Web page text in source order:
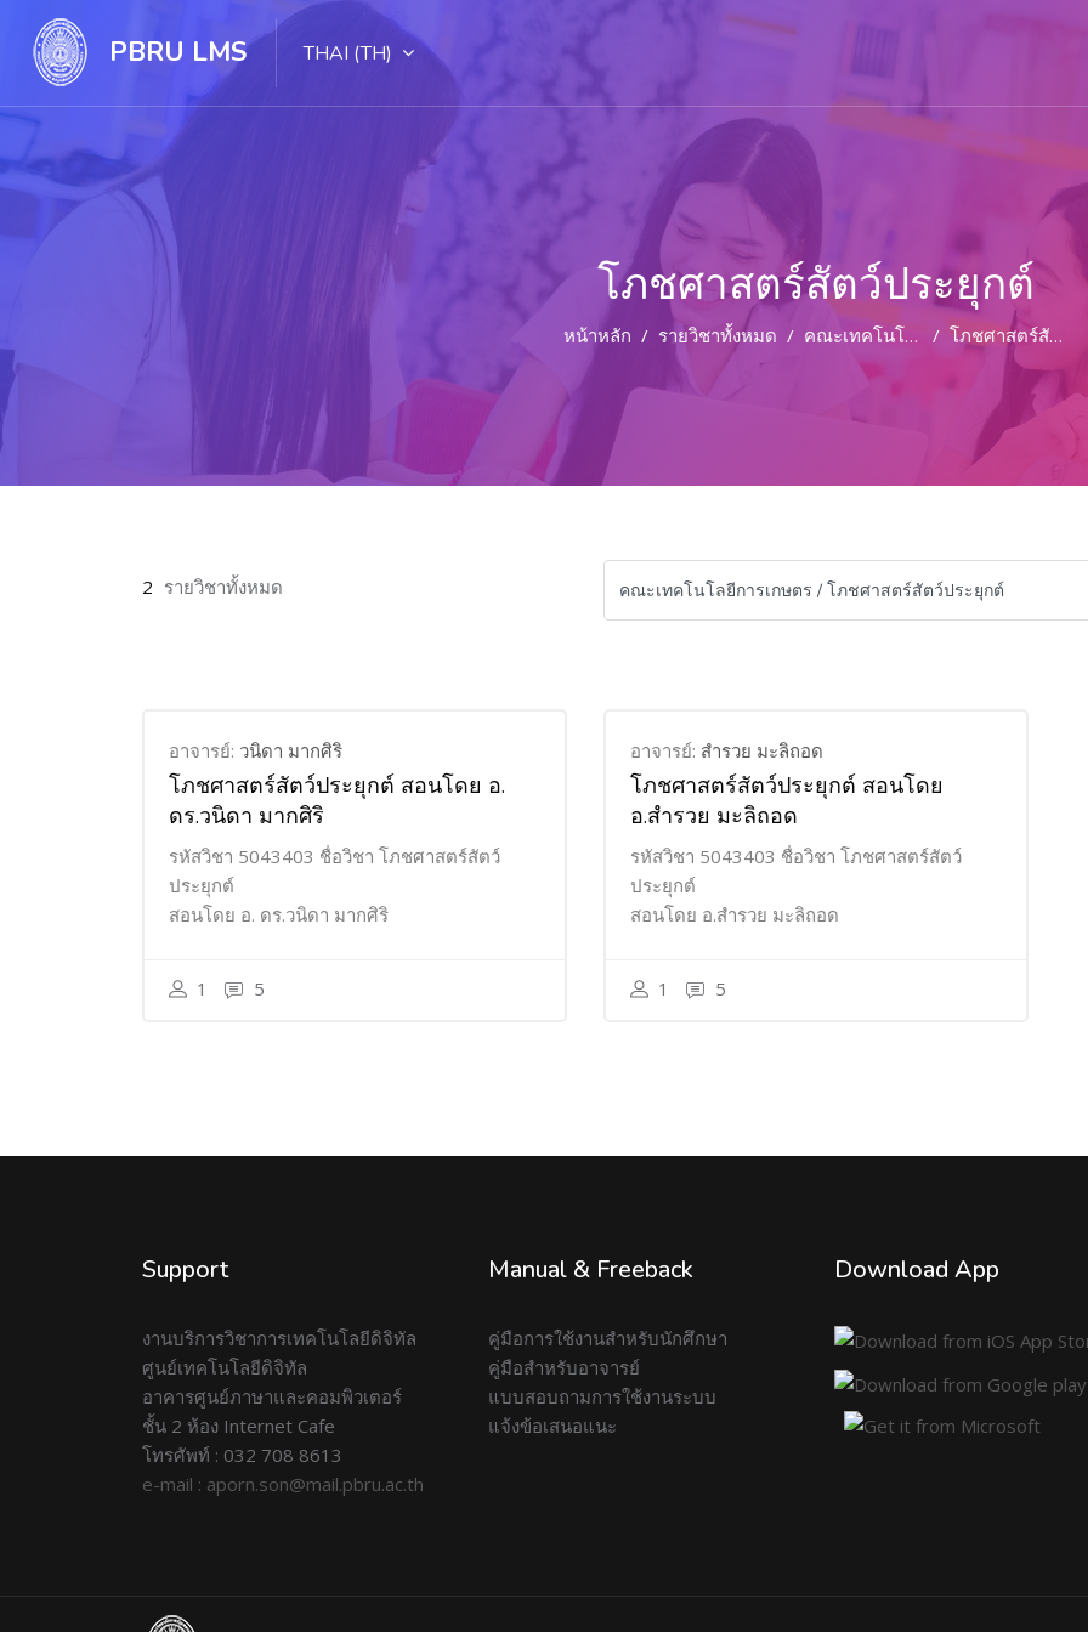
PBRU LMS THAI ‎(TH)‎
โภชศาสตร์สัตว์ประยุกต์
หน้าหลัก รายวิชาทั้งหมด คณะเทคโนโลยีการเกษตร โภชศาสตร์สัตว์ประยุกต์
2 รายวิชาทั้งหมด
อาจารย์: วนิดา มากศิริ
โภชศาสตร์สัตว์ประยุกต์ สอนโดย อ.
ดร.วนิดา มากศิริ
รหัสวิชา 5043403 ชื่อวิชา โภชศาสตร์สัตว์
ประยุกต์
สอนโดย อ. ดร.วนิดา มากศิริ
1 5
อาจารย์: สำรวย มะลิถอด
โภชศาสตร์สัตว์ประยุกต์ สอนโดย
อ.สำรวย มะลิถอด
รหัสวิชา 5043403 ชื่อวิชา โภชศาสตร์สัตว์
ประยุกต์
สอนโดย อ.สำรวย มะลิถอด
1 5
Support
งานบริการวิชาการเทคโนโลยีดิจิทัล
ศูนย์เทคโนโลยีดิจิทัล
อาคารศูนย์ภาษาและคอมพิวเตอร์
ชั้น 2 ห้อง Internet Cafe
โทรศัพท์ : 032 708 8613
e-mail : aporn.son@mail.pbru.ac.th
Manual & Freeback
คู่มือการใช้งานสำหรับนักศึกษา
คู่มือสำหรับอาจารย์
แบบสอบถามการใช้งานระบบ
แจ้งข้อเสนอแนะ
Download App